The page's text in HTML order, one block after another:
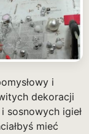
i
dekoracji
sosnowych igieł
mieć